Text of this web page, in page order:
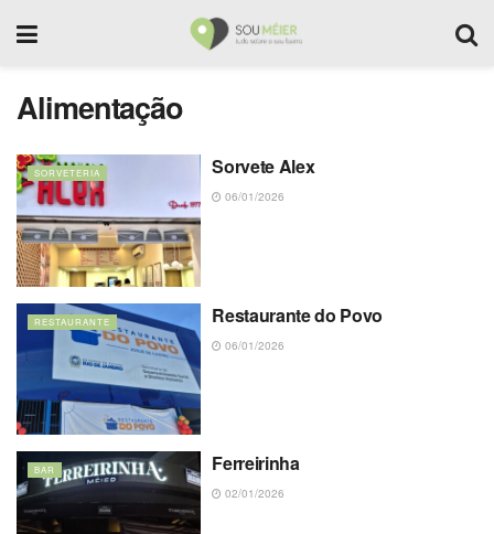
Alimentação
SORVETERIA Sorvete Alex
06/01/2026
RESTAURANTE Restaurante do Povo
06/01/2026
BAR Ferreirinha
02/01/2026